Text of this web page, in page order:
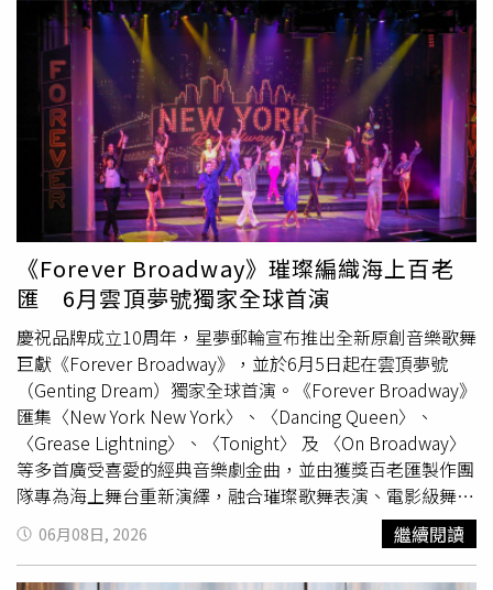
航程祭出第三人0元方案。旅客於6月30日前完成指定航程
訂購，另可享每人每晚最高新台幣800元餐飲消費金優惠，
每房最高可享新台幣11,200元。
30分鐘，陳美鳳笑說自己特地「自宮」拿掉3首歌，把時間
留給辛龍，辛龍在台上大唱《愛情釀的酒》，還接連帶來模
仿秀，逗樂全場觀眾。辛龍動人歌聲令觀眾陶醉。（圖／ 麗
星郵輪）陳美鳳表示，她跟辛龍過去曾一起到海外慰勞僑
胞，當時一個訪問團出行就是一個多月，朝夕相處奠定交
情。對於分出自己的表演時段，陳美鳳毫不介意，大器表
示：「有飯大家一起吃，福利給觀眾，老闆也開心！」看見
辛龍在台上展現活力，陳美鳳感性地說：「那段時間（喪
妻）他可能需要調適心情、陪伴小孩，現在就看他想不想回
歸舞台。看他今天上台多開心，剛剛還不想下來呢！」這次
辛龍帶女兒同行，聽聞現場有媒體隨行一度相當擔心女兒曝
光。第一次見到辛龍女兒的陳美鳳則展現貼心，一邊協助保
護小孩，一邊安撫老友要他淡定，打趣虧他：「媒體早就說
要來了，不是為了你啦！」陳美鳳認為，辛龍本身是藝人，
可以分享觀眾想聽的事，且藝人與媒體的關係是「魚幫水、
水幫魚」，不需要過度擔心。除了辛龍的驚喜登場，陳美鳳
這次也特別邀請陳謙文同台。她大讚陳謙文幫忙剪接音樂、
幫了非常多忙，兩人早在三星期前就進錄音室錄製和聲，對
每首歌都極其用心。不過，僅有30分鐘的表演時間讓陳美鳳
大呼「不夠」，笑說按照她的標準，起碼要換三套服裝、表
演90分鐘才過癮。她更許願希望主持的節目《美鳳有約》未
來能有機會來郵輪出外景。陳美鳳讚陳謙文超級全能，幫忙
《Forever Broadway》璀璨編織海上百老
匯 6月雲頂夢號獨家全球首演
慶祝品牌成立10周年，星夢郵輪宣布推出全新原創音樂歌舞
巨獻《Forever Broadway》，並於6月5日起在雲頂夢號
（Genting Dream）獨家全球首演。《Forever Broadway》
匯集〈New York New York〉、〈Dancing Queen〉、
〈Grease Lightning〉、〈Tonight〉 及 〈On Broadway〉
等多首廣受喜愛的經典音樂劇金曲，並由獲獎百老匯製作團
隊專為海上舞台重新演繹，融合璀璨歌舞表演、電影級舞台
製作、震撼特效，以及量身編制的大型錄製交響樂配樂，呈
獻一場沉浸式的海上百老匯盛宴。《Forever Broadway》6
月5日起在雲頂夢號（Genting Dream）獨家全球首演。
06月08日, 2026 繼續閱讀